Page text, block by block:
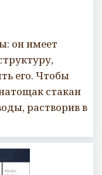
он имеет
его. Чтобы
стакан
растворив в